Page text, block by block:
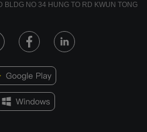
BLDG NO 34 HUNG TO RD KWUN TONG